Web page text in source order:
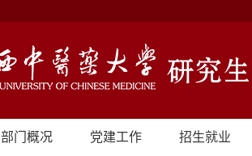
部门概况 党建工作 招生就业